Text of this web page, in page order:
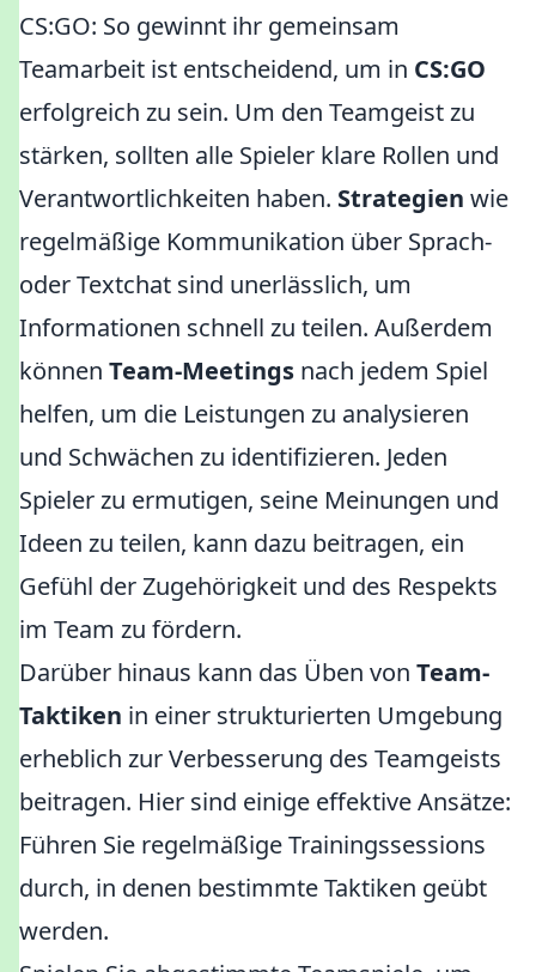
CS:GO: So gewinnt ihr gemeinsam
Teamarbeit ist entscheidend, um in CS:GO
erfolgreich zu sein. Um den Teamgeist zu
stärken, sollten alle Spieler klare Rollen und
Verantwortlichkeiten haben. Strategien wie
regelmäßige Kommunikation über Sprach-
oder Textchat sind unerlässlich, um
Informationen schnell zu teilen. Außerdem
können Team-Meetings nach jedem Spiel
helfen, um die Leistungen zu analysieren
und Schwächen zu identifizieren. Jeden
Spieler zu ermutigen, seine Meinungen und
Ideen zu teilen, kann dazu beitragen, ein
Gefühl der Zugehörigkeit und des Respekts
im Team zu fördern.
Darüber hinaus kann das Üben von Team-
Taktiken in einer strukturierten Umgebung
erheblich zur Verbesserung des Teamgeists
beitragen. Hier sind einige effektive Ansätze:
Führen Sie regelmäßige Trainingssessions
durch, in denen bestimmte Taktiken geübt
werden.